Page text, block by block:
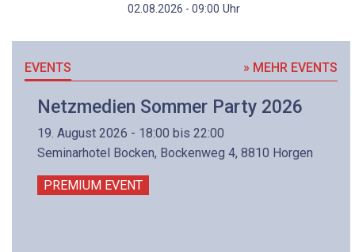
02.08.2026 - 09:00 Uhr
EVENTS » MEHR EVENTS
Netzmedien Sommer Party 2026
19. August 2026 - 18:00 bis 22:00
Seminarhotel Bocken, Bockenweg 4, 8810 Horgen
PREMIUM EVENT